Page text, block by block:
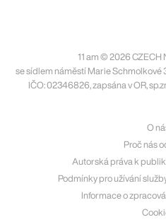
11 am © 2026 CZECH
se sídlem náměstí Marie Schmolkové
IČO: 02346826, zapsána v OR,
O
Proč nás
Autorská práva k
Podmínky pro užívání
Informace o